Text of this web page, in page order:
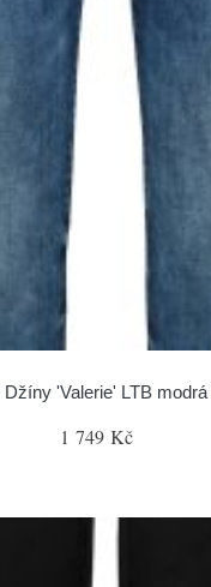
Džíny 'Valerie' LTB modrá
1 749 Kč